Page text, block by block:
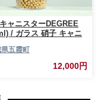
ャニスターDEGREE
/ ガラス 硝子 キャニ
もの 職人 こだわり
ザインミュージアムセ
ョン 茨城県 五霞町
五霞町
12,000円